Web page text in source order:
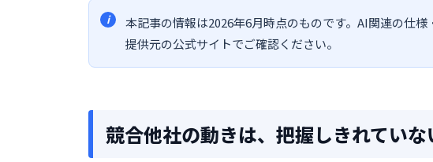
本記事の情報は2026年6月時点のものです。AI関連の仕
提供元の公式サイトでご確認ください。
競合他社の動きは、把握しきれてい